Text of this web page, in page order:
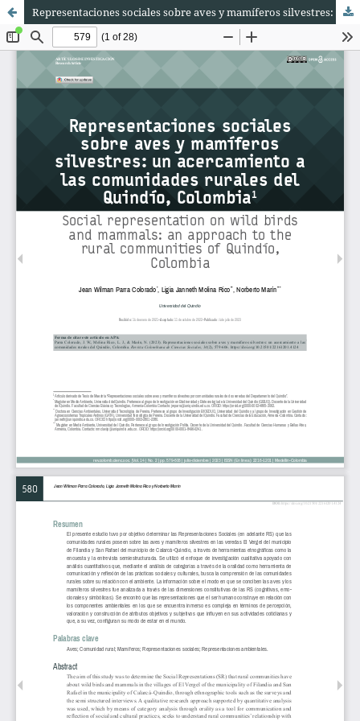
Representaciones sociales sobre aves y mamíferos silvestres: un acercamiento a las comunidades rurales del Quindío, Colombia